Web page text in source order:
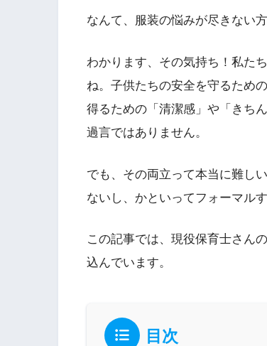
なんて、服装の悩みが尽きない
わかります、その気持ち！私た
ね。子供たちの安全を守るため
得るための「清潔感」や「きち
過言ではありません。
でも、その両立って本当に難し
ないし、かといってフォーマル
この記事では、現役保育士さん
込んでいます。
目次